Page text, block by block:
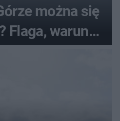
można się
Flaga, warunki